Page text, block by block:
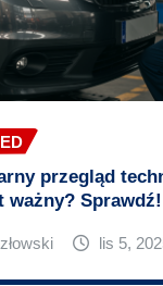
przegląd
ważny? Sprawdź!
lis 5,